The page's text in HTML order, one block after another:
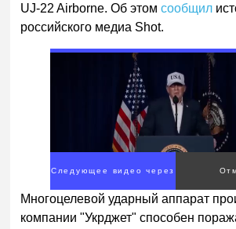
UJ-22 Airborne. Об этомсообщил
российского медиа Shot.
Следующее видео через
1
Многоцелевой ударный аппарат
компании "Укрджет" способен